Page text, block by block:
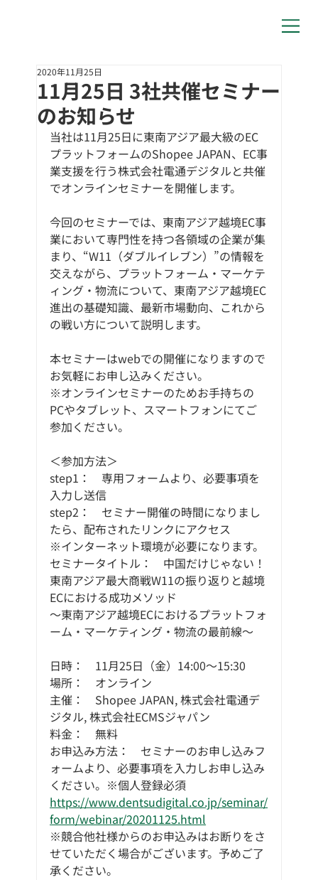
11月25日 3社共催セミナー
のお知らせ
2020年11月25日
当社は11月25日に東南アジア最大級のEC
プラットフォームのShopee JAPAN、EC事
業支援を行う株式会社電通デジタルと共催
でオンラインセミナーを開催します。
今回のセミナーでは、東南アジア越境EC事
業において専門性を持つ各領域の企業が集
まり、“W11（ダブルイレブン）”の情報を
交えながら、プラットフォーム・マーケテ
ィング・物流について、東南アジア越境EC
進出の基礎知識、最新市場動向、これから
の戦い方について説明します。
本セミナーはwebでの開催になりますので
お気軽にお申し込みください。
※オンラインセミナーのためお手持ちの
PCやタブレット、スマートフォンにてご
参加ください。
＜参加方法＞
step1：　専用フォームより、必要事項を
入力し送信
step2：　セミナー開催の時間になりまし
たら、配布されたリンクにアクセス
※インターネット環境が必要になります。
セミナータイトル：　中国だけじゃない！
東南アジア最大商戦W11の振り返りと越境
ECにおける成功メソッド
～東南アジア越境ECにおけるプラットフォ
ーム・マーケティング・物流の最前線～
日時：　11月25日（金）14:00～15:30
場所：　オンライン
主催：　Shopee JAPAN, 株式会社電通デ
ジタル, 株式会社ECMSジャパン
料金：　無料
お申込み方法：　セミナーのお申し込みフ
ォームより、必要事項を入力しお申し込み
ください。※個人登録必須
https://www.dentsudigital.co.jp/seminar/
form/webinar/20201125.html
※競合他社様からのお申込みはお断りをさ
せていただく場合がございます。予めご了
承ください。